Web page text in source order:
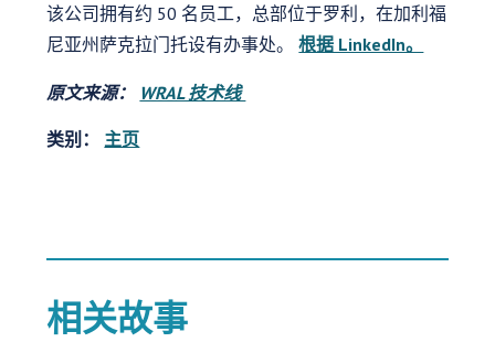
该公司拥有约 50 名员工，总部位于罗利，在加利福
尼亚州萨克拉门托设有办事处。根据 LinkedIn。
原文来源： WRAL 技术线
类别： 主页
相关故事